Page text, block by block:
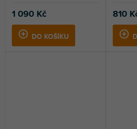
1 090 Kč
DO KOŠÍKU
810